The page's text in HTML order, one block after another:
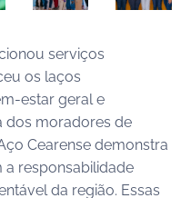
serviços
os laços
estar geral e
dos moradores de
Cearense demonstra
responsabilidade
da região. Essas